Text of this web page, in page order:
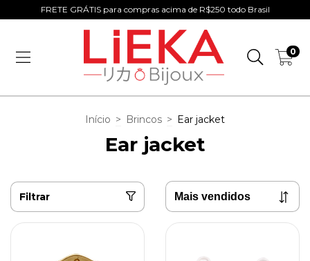
FRETE GRÁTIS para compras acima de R$250 todo Brasil
0
Início > Brincos > Ear jacket
Ear jacket
Filtrar